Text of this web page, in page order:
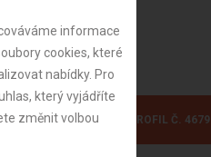
David T.
ZOBRAZIT PROFIL Č. 4679
informace
cookies, které
nabídky. Pro
který vyjádříte
změnit volbou